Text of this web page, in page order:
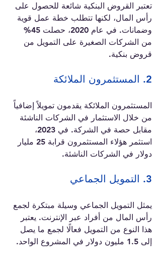
تعتبر القروض البنكية شائعة للحصول على
رأس المال، لكنها تتطلب خطة عمل قوية
وضمانات. في عام 2020، حصلت 45%
من الشركات الصغيرة على التمويل من
قروض بنكية.
2. المستثمرون الملائكة
المستثمرون الملائكة يقدمون تمويلاً إضافياً
من خلال الاستثمار في الشركات الناشئة
مقابل حصة في الشركة. في 2023،
استثمر هؤلاء المستثمرون قرابة 25 مليار
دولار في الشركات الناشئة.
3. التمويل الجماعي
يمثل التمويل الجماعي وسيلة مبتكرة لجمع
رأس المال من أفراد عبر الإنترنت. يعتبر
هذا النوع من التمويل فعالًا لجمع ما يصل
إلى 1.5 مليون دولار في المشروع الواحد.